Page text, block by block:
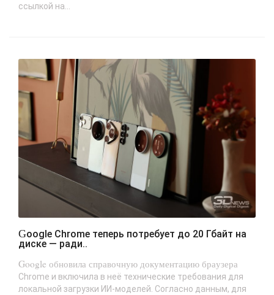
ссылкой на...
Google Chrome теперь потребует до 20 Гбайт на
диске — ради..
Google обновила справочную документацию браузера
Chrome и включила в неё технические требования для
локальной загрузки ИИ-моделей. Согласно данным, для